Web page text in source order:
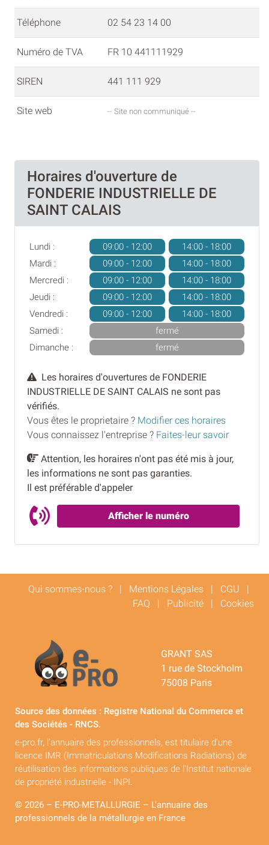
Téléphone 02 54 23 14 00
Numéro de TVA FR 10 441111929
SIREN 441 111 929
Site web -- Site non communiqué --
Horaires d'ouverture de
FONDERIE INDUSTRIELLE DE
SAINT CALAIS
Lundi : 09:00 - 12:00
14:00 - 18:00
Mardi :
09:00 - 12:00
14:00 - 18:00
Mercredi :
09:00 - 12:00
14:00 - 18:00
Jeudi :
09:00 - 12:00
14:00 - 18:00
Vendredi :
09:00 - 12:00
14:00 - 18:00
Samedi :
fermé
Dimanche :
fermé
Les horaires d'ouvertures de FONDERIE
INDUSTRIELLE DE SAINT CALAIS ne sont pas
vérifiés.
Vous êtes le proprietaire ? Modifier ces horaires
Vous connaissez l'entreprise ? Faites-leur savoir
Attention, les horaires n'ont pas été mis à jour,
les informations ne sont pas garanties.
Il est préférable d'appeler
Afficher le numéro
Qui sommes-nous ? | Mentions Légales | CGU |
FAQ | Publicité | Cookies
GRANT SAS
1 rue de Stockholm
75008 Paris
Source des données : Registre National du Commerce et
des Sociétés - RNCS.
e-pro.fr, l'annuaire des professionnels, est titulaire d'une
licence IMR (Immatriculations Modifications Radiations) de
réutilisation des informations publiques de l'Institut nationale
de propriété industrielle - INPI.
© 2026 – E-PRO-METALLURGIE – L'annuaire des
professionnels de la métallurgie en France